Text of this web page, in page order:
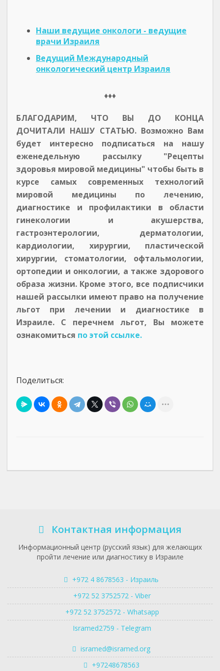
Наши ведущие онкологи - ведущие
врачи Израиля
Ведущий Международный
онкологический центр Израиля
♦♦♦
БЛАГОДАРИМ, ЧТО ВЫ ДО КОНЦА
ДОЧИТАЛИ НАШУ СТАТЬЮ. Возможно Вам
будет интересно подписаться на нашу
еженедельную рассылку "Рецепты
здоровья мировой медицины" чтобы быть в
курсе самых современных технологий
мировой медицины по лечению,
диагностике и профилактики в области
гинекологии и акушерства,
гастроэнтерологии, дерматологии,
кардиологии, хирургии, пластической
хирургии, стоматологии, офтальмологии,
ортопедии и онкологии, а также здорового
образа жизни. Кроме этого, все подписчики
нашей рассылки имеют право на получение
льгот при лечении и диагностике в
Израиле. С перечнем льгот, Вы можете
ознакомиться по этой ссылке.
Поделиться:
Контактная информация
Информационный центр (русский язык) для желающих
пройти лечение или диагностику в Израиле
+972 4 8678563 - Израиль
+972 52 3752572 - Viber
+972 52 3752572 - Whatsapp
Isramed2759 - Telegram
isramed@isramed.org
+97248678563